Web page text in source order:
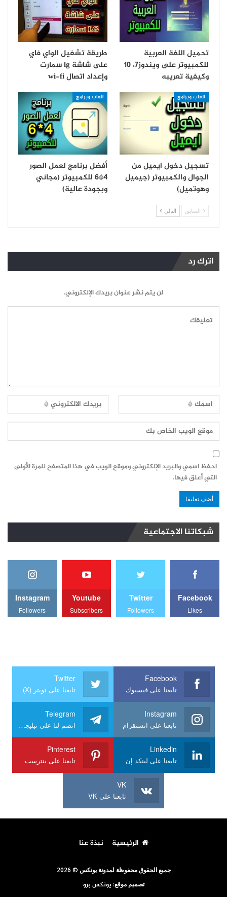
تحميل اللغة العربية
للكمبيوتر على ويندوز7، 10
وكيفية تعريبه
طريقة تشغيل الواي فاي
على شاشة lg سمارت
و‏إعداد اتصال wi-fi
العاب وبرامج
تسجيل دخول ايميل من
الجوال والكمبيوتر (جيميل
وهوتميل)
العاب وبرامج
أفضل برنامج لعمل الصور
4*6 للكمبيوتر (مجاني
وبجودة عالية)
السابق التالي
اترك رد
لن يتم نشر عنوان بريدك الإلكتروني.
احفظ اسمي والبريد الإلكتروني وموقع الويب في هذا المتصفح للمرة الأولى
التي أعلق فيها.
شبكاتنا الاجتماعية
Facebook
Likes
Twitter
Followers
Youtube
Subscribers
Instagram
Followers
Facebook
تابعنا على فيسبوك
Twitter
تابعنا على تويتر (X)
Instagram
تابعنا على انستقرام
Telegram
انضم لنا على تيليجرام
Linkedin
تابعنا على لينكد إن
Pinterest
تابعنا على بنترست
VK
تابعنا على VK
الرئيسية نبذة عنا
جميع الحقوق محفوظة لمدونة يونكس © 2026
تصميم موقع: يونكس برو